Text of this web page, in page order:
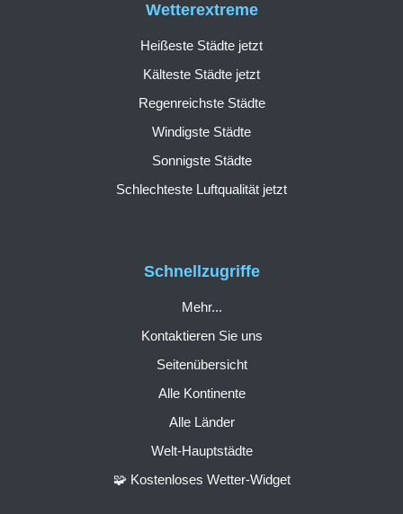
Schnellzugriffe
Mehr...
Kontaktieren Sie uns
Seitenübersicht
Alle Kontinente
Alle Länder
Welt-Hauptstädte
🧩 Kostenloses Wetter-Widget
Wetterextreme
Heißeste Städte jetzt
Kälteste Städte jetzt
Regenreichste Städte
Windigste Städte
Sonnigste Städte
Schlechteste Luftqualität jetzt